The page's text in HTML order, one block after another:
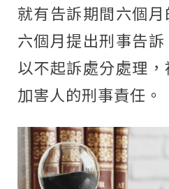
就有告訴期間六個
六個月提出刑事告
以不起訴處分處理
加害人的刑事責任。